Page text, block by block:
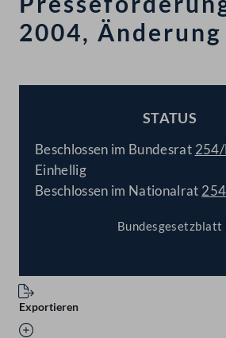
2004, Änderung
STATUS
Beschlossen im Bundesrat
Einhellig
Beschlossen im Nationalrat
Exportieren